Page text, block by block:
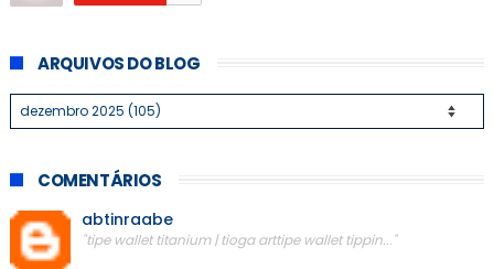
ARQUIVOS DO BLOG
COMENTÁRIOS
abtinraabe
"tipe wallet titanium | tioga arttipe wallet tippin..."